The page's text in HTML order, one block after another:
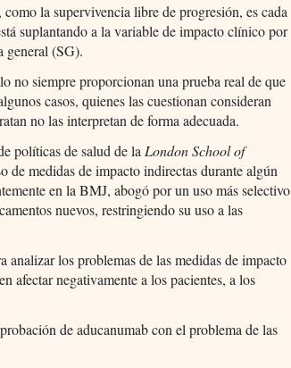
la supervivencia libre de progresión, es cada
suplantando a la variable de impacto clínico por
general (SG).
no siempre proporcionan una prueba real de que
casos, quienes las cuestionan consideran
no las interpretan de forma adecuada.
políticas de salud de la London School of
de medidas de impacto indirectas durante algún
en la BMJ, abogó por un uso más selectivo
nuevos, restringiendo su uso a las
los problemas de las medidas de impacto
afectar negativamente a los pacientes, a los
de aducanumab con el problema de las